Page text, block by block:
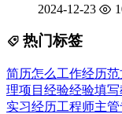
2024-12-23
热门标签
简历怎么工作经历范
理项目经验经验填写
实习经历工程师主管